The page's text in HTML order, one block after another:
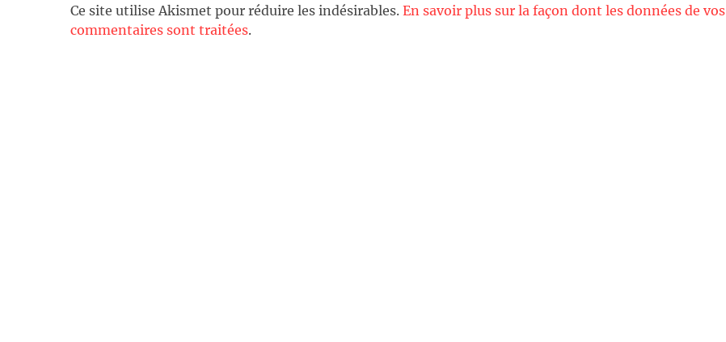
Ce site utilise Akismet pour réduire les indésirables. En savoir plus sur la façon dont les données de vos
commentaires sont traitées.